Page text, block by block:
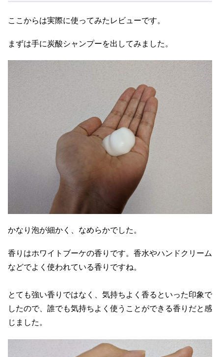
ここからは実際に使ってみたレビューです。
まずは手に炭酸シャンプーを出してみました。
かなり泡が細かく、なめらかでした。
香りはホワイトブーケの香りです。香水やハンドクリーム
などでよく使われている香りですね。
とても強い香りではなく、気持ちよく香るといった印象で
したので、誰でも気持ちよく使うことができる香りだと感
じました。